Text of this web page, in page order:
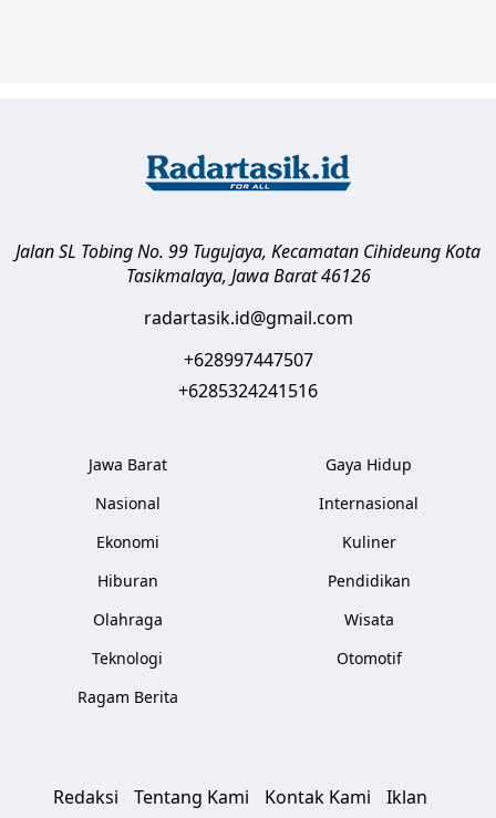
Jalan SL Tobing No. 99 Tugujaya, Kecamatan CihideungKota
Tasikmalaya, Jawa Barat 46126
radartasik.id@gmail.com
+628997447507
+6285324241516
Jawa Barat
Nasional
Ekonomi
Hiburan
Olahraga
Teknologi
Ragam Berita
Gaya Hidup
Internasional
Kuliner
Pendidikan
Wisata
Otomotif
Redaksi Tentang Kami Kontak Kami Iklan